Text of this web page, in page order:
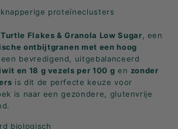
proteïneclusters
Turtle Flakes & Granola Low Sugar , een
ontbijtgranen met een hoog
bevredigend, uitgebalanceerd
en 18 g vezels per 100 g en zonder
is dit de perfecte keuze voor
is naar een gezondere, glutenvrije
biologisch